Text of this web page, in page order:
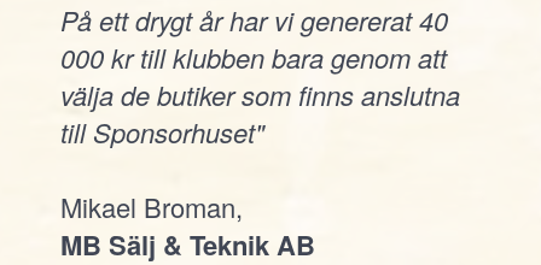
På ett drygt år har vi genererat 40
000 kr till klubben bara genom att
välja de butiker som finns anslutna
till Sponsorhuset"
Mikael Broman,
MB Sälj & Teknik AB